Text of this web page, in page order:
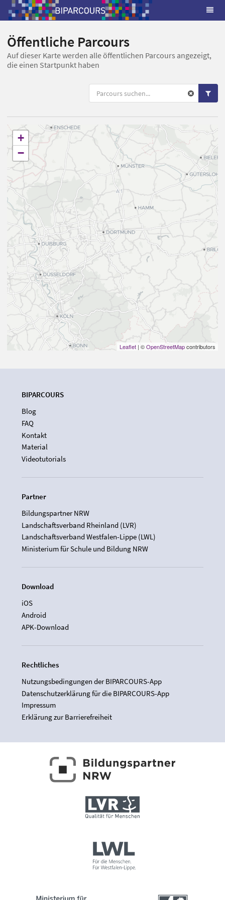
Öffentliche Parcours
Auf dieser Karte werden alle öffentlichen Parcours angezeigt,
die einen Startpunkt haben
+
−
Leaflet | ©OpenStreetMapcontributors
BIPARCOURS
Blog
FAQ
Kontakt
Material
Videotutorials
Partner
Bildungspartner NRW
Landschaftsverband Rheinland (LVR)
Landschaftsverband Westfalen-Lippe (LWL)
Ministerium für Schule und Bildung NRW
Download
iOS
Android
APK-Download
Rechtliches
Nutzungsbedingungen der BIPARCOURS-App
Datenschutzerklärung für die BIPARCOURS-App
Impressum
Erklärung zur Barrierefreiheit